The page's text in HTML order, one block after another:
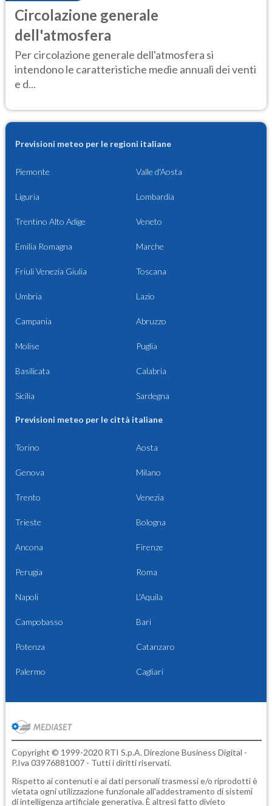
Circolazione generale
dell'atmosfera
Per circolazione generale dell'atmosfera si
intendono le caratteristiche medie annuali dei venti
e d...
Previsioni meteo per le regioni italiane
Piemonte Valle d'Aosta
Liguria Lombardia
Trentino Alto Adige Veneto
Emilia Romagna Marche
Friuli Venezia Giulia Toscana
Umbria Lazio
Campania Abruzzo
Molise Puglia
Basilicata Calabria
Sicilia Sardegna
Previsioni meteo per le città italiane
Torino Aosta
Genova Milano
Trento Venezia
Trieste Bologna
Ancona Firenze
Perugia Roma
Napoli L'Aquila
Campobasso Bari
Potenza Catanzaro
Palermo Cagliari
Copyright © 1999-2020 RTI S.p.A. Direzione Business Digital -
P.Iva 03976881007 - Tutti i diritti riservati.
Rispetto ai contenuti e ai dati personali trasmessi e/o riprodotti è
vietata ogni utilizzazione funzionale all'addestramento di sistemi
di intelligenza artificiale generativa. È altresì fatto divieto